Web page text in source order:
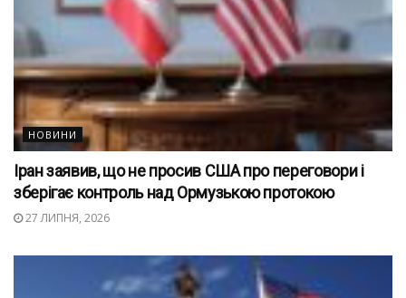
НОВИНИ
Іран заявив, що не просив США про переговори і
зберігає контроль над Ормузькою протокою
27 ЛИПНЯ, 2026